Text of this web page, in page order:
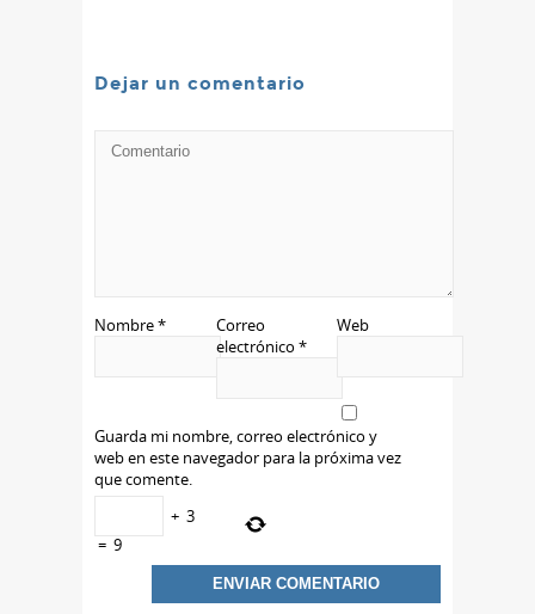
Dejar un comentario
Nombre*
Correo
electrónico *
Web
Guarda mi nombre, correo electrónico y
web en este navegador para la próxima vez
que comente.
+ 3
= 9